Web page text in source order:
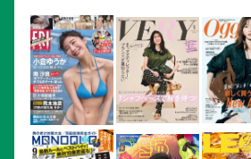
双林院（山科区）／隨心院（山科区）
元慶寺（山科区）
Part3 洛北・北山 左京区、北区
三千院（左京区）
寂光院（左京区）